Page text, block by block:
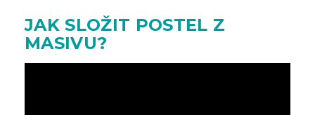
JAK SLOŽIT POSTEL Z
MASIVU?